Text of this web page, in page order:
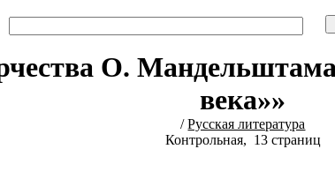
О.
века»»
/Русская литература
Контрольная, 13 страниц